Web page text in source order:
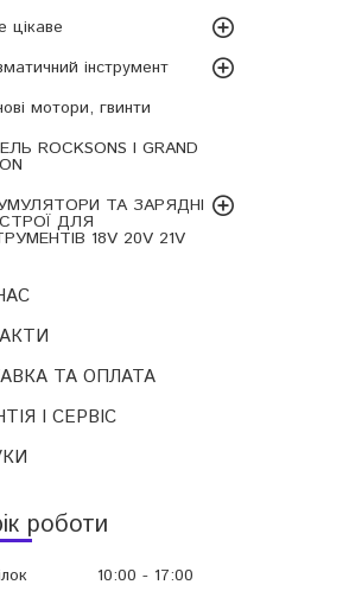
цікаве
інструмент
мотори, гвинти
ROCKSONS І GRAND
ТА ЗАРЯДНІ
ДЛЯ
18V 20V 21V
ТА ОПЛАТА
І СЕРВІС
роботи
10:00
17:00